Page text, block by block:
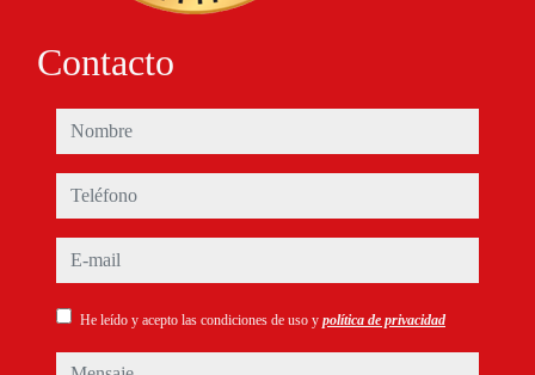
Contacto
nombre
teléfono
e-mail
He leído y acepto las condiciones de uso y política de privacidad
mensaje